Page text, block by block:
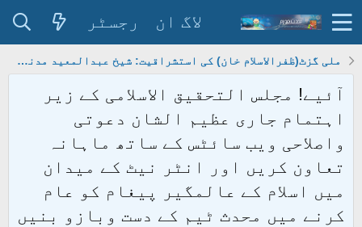
لاگ ان رجسٹر
ملی گزٹ(ظفرالاسلام خان) کی استشراقیت: شیخ عبدالمعید مدنی (علی گڑھ)
آئیے! مجلس التحقیق الاسلامی کے زیر
اہتمام جاری عظیم الشان دعوتی
واصلاحی ویب سائٹس کے ساتھ ماہانہ
تعاون کریں اور انٹر نیٹ کے میدان
میں اسلام کے عالمگیر پیغام کو عام
کرنے میں محدث ٹیم کے دست وبازو بنیں